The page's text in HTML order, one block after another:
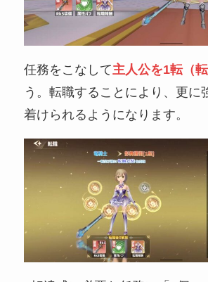
任務をこなして主人公を1転（転
う。転職することにより、更に
着けられるようになります。